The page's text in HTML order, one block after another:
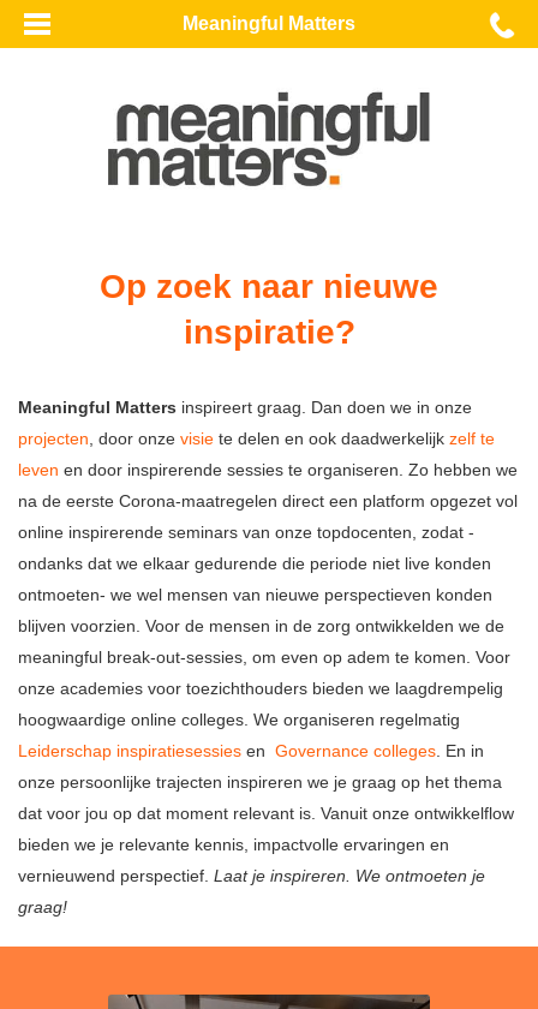
Meaningful Matters
Op zoek naar nieuwe
inspiratie?
Meaningful Matters inspireert graag. Dan doen we in onze
projecten, door onze visie te delen en ook daadwerkelijk zelf te
leven en door inspirerende sessies te organiseren. Zo hebben we
na de eerste Corona-maatregelen direct een platform opgezet vol
online inspirerende seminars van onze topdocenten, zodat -
ondanks dat we elkaar gedurende die periode niet live konden
ontmoeten- we wel mensen van nieuwe perspectieven konden
blijven voorzien. Voor de mensen in de zorg ontwikkelden we de
meaningful break-out-sessies, om even op adem te komen. Voor
onze academies voor toezichthouders bieden we laagdrempelig
hoogwaardige online colleges. We organiseren regelmatig
Leiderschap inspiratiesessies en Governance colleges. En in
onze persoonlijke trajecten inspireren we je graag op het thema
dat voor jou op dat moment relevant is. Vanuit onze ontwikkelflow
bieden we je relevante kennis, impactvolle ervaringen en
vernieuwend perspectief. Laat je inspireren. We ontmoeten je
graag!